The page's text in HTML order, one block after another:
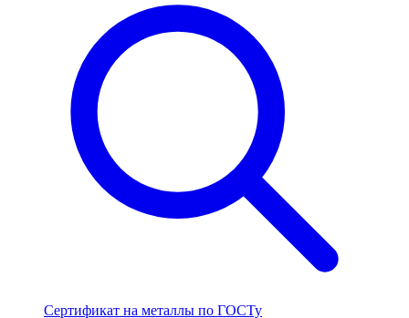
Сертификат на металлы по ГОСТу